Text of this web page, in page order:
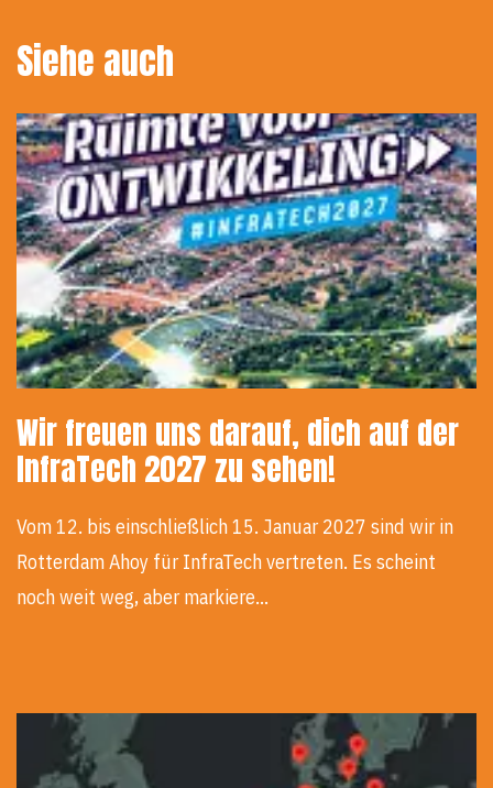
Siehe auch
Wir freuen uns darauf, dich auf der
InfraTech 2027 zu sehen!
Vom 12. bis einschließlich 15. Januar 2027 sind wir in
Rotterdam Ahoy für InfraTech vertreten. Es scheint
noch weit weg, aber markiere…